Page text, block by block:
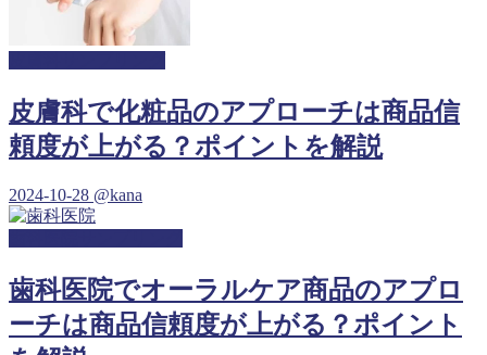
皮膚科で化粧品のアプローチは商品信
頼度が上がる？ポイントを解説
2024-10-28 @kana
歯科医院でオーラルケア商品のアプロ
ーチは商品信頼度が上がる？ポイント